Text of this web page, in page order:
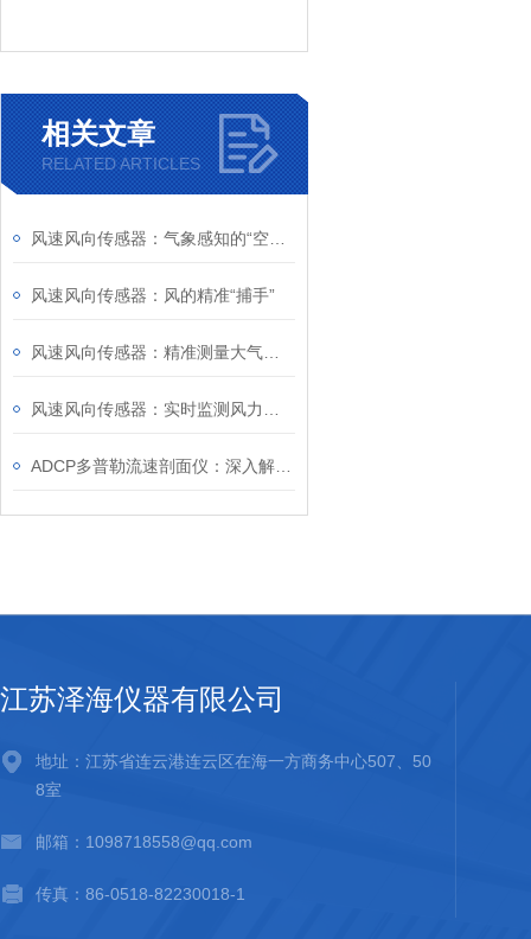
相关文章
RELATED ARTICLES
风速风向传感器：风的精准“捕手”
江苏泽海仪器有限公司
地址：江苏省连云港连云区在海一方商务中心507、50
8室
邮箱：1098718558@qq.com
传真：86-0518-82230018-1